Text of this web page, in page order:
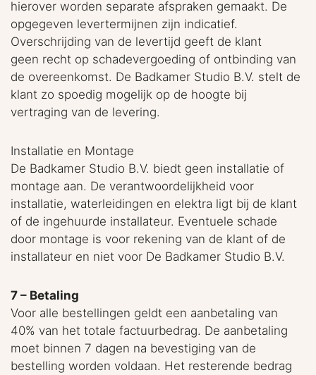
hierover worden separate afspraken gemaakt. De
opgegeven levertermijnen zijn indicatief.
Overschrijding van de levertijd geeft de klant
geen recht op schadevergoeding of ontbinding van
de overeenkomst. De Badkamer Studio B.V. stelt de
klant zo spoedig mogelijk op de hoogte bij
vertraging van de levering.
Installatie en Montage
De Badkamer Studio B.V. biedt geen installatie of
montage aan. De verantwoordelijkheid voor
installatie, waterleidingen en elektra ligt bij de klant
of de ingehuurde installateur. Eventuele schade
door montage is voor rekening van de klant of de
installateur en niet voor De Badkamer Studio B.V.
7 – Betaling
Voor alle bestellingen geldt een aanbetaling van
40% van het totale factuurbedrag. De aanbetaling
moet binnen 7 dagen na bevestiging van de
bestelling worden voldaan. Het resterende bedrag